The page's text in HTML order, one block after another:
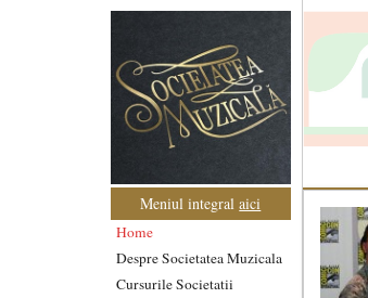
Meniul integralaici
Home
Despre Societatea Muzicala
Cursurile Societatii